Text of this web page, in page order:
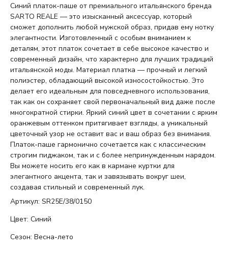
Синий платок-паше от премиального итальянского бренда
SARTO REALE — это изысканный аксессуар, который
сможет дополнить любой мужской образ, придав ему нотку
элегантности. Изготовленный с особым вниманием к
деталям, этот платок сочетает в себе высокое качество и
современный дизайн, что характерно для лучших традиций
итальянской моды. Материал платка — прочный и легкий
полиэстер, обладающий высокой износостойкостью. Это
делает его идеальным для повседневного использования,
так как он сохраняет свой первоначальный вид даже после
многократной стирки. Яркий синий цвет в сочетании с ярким
оранжевым оттенком притягивает взгляды, а уникальный
цветочный узор не оставит вас и ваш образ без внимания.
Платок-паше гармонично сочетается как с классическим
строгим пиджаком, так и с более непринужденным нарядом.
Вы можете носить его как в кармане куртки для
элегантного акцента, так и завязывать вокруг шеи,
создавая стильный и современный лук.
Артикул: SR25E/38/0150
Цвет: Синий
Сезон: Весна-лето